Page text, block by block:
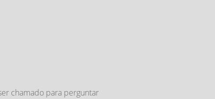
chamado para perguntar